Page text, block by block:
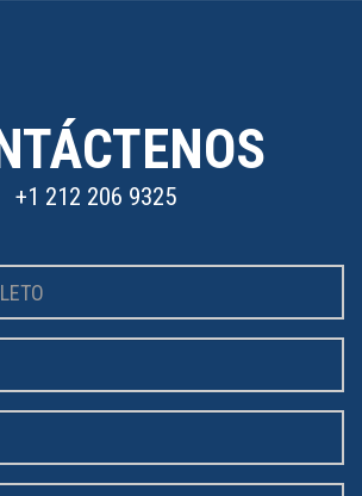
+1 212 206 9325